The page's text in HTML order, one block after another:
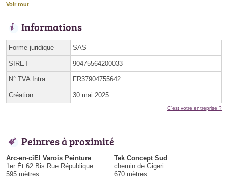
Voir tout
Informations
Forme juridique SAS
SIRET 90475564200033
N° TVA Intra. FR37904755642
Création 30 mai 2025
C'est votre entreprise ?
Peintres à proximité
Arc-en-ciEl Varois Peinture
1er Ét 62 Bis Rue République
595 mètres
Tek Concept Sud
chemin de Gigeri
670 mètres